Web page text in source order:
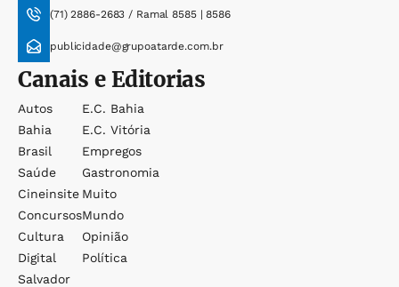
(71) 2886-2683 / Ramal 8585 | 8586
publicidade@grupoatarde.com.br
Canais e Editorias
Autos
Bahia
Brasil
Saúde
Cineinsite
Concursos
Cultura
Digital
Salvador
E.c. Bahia
E.c. Vitória
Empregos
Gastronomia
Muito
Mundo
Opinião
Política